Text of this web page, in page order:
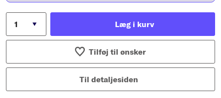
Læg i kurv
Tilføj til ønsker
Til detaljesiden